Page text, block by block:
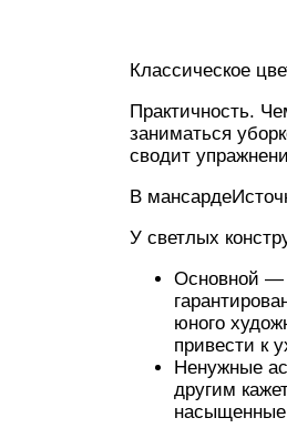
Классическое
Практичность.
заниматься
сводит
В
У светлых
Основной —
юного
привести к
Ненужные
другим
насыщенные